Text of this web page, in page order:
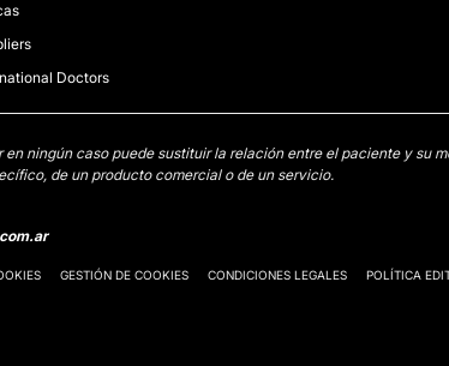
Doctors
ningún caso puede sustituir la relación entre el paciente y su
de un producto comercial o de un servicio.
GESTIÓN DE COOKIES CONDICIONES LEGALES POLÍTICA